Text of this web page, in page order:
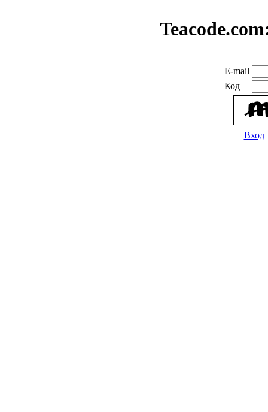
E-mail
Код
Вход